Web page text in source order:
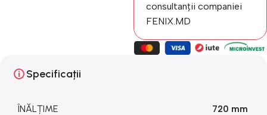
consultanții companiei
FENIX.MD
Specificații
ÎNĂLȚIME 720 mm